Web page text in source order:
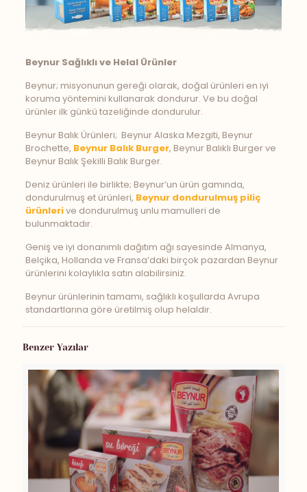
Beynur Sağlıklı ve Helal Ürünler
Beynur; misyonunun gereği olarak, doğal ürünleri en iyi
koruma yöntemini kullanarak dondurur. Ve bu doğal
ürünler ilk günkü tazeliğinde dondurulur.
Beynur Balık Ürünleri; Beynur Alaska Mezgiti, Beynur
Brochette, Beynur Balık Burger, Beynur Balıklı Burger ve
Beynur Balık Şekilli Balık Burger.
Deniz ürünleri ile birlikte; Beynur’un ürün gamında,
dondurulmuş et ürünleri, Beynur dondurulmuş piliç
ürünlerive dondurulmuş unlu mamulleri de
bulunmaktadır.
Geniş ve iyi donanımlı dağıtım ağı sayesinde Almanya,
Belçika, Hollanda ve Fransa’daki birçok pazardan Beynur
ürünlerini kolaylıkla satın alabilirsiniz.
Beynur ürünlerinin tamamı, sağlıklı koşullarda Avrupa
standartlarına göre üretilmiş olup helaldir.
Benzer Yazılar